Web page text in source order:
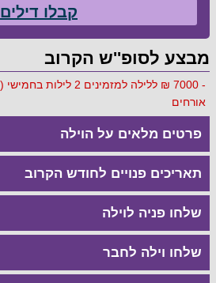
קבלו דילים
מבצע לסופ''ש הקרוב
אורחים
פרטים מלאים על הוילה
תאריכים פנויים לחודש הקרוב
שלחו פניה לוילה
שלחו וילה לחבר